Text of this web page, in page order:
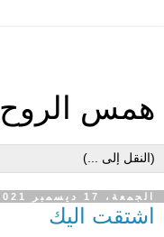
همس الروح
الجمعة، 17 ديسمبر 2021
اشتقت اليك